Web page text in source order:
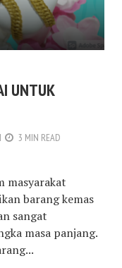
UNTUK
3 MIN READ
masyarakat
barang kemas
sangat
masa panjang.